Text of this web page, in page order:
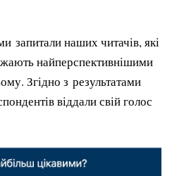
запитали наших читачів, які
найперспективнішими
Згідно з результатами
віддали свій голос